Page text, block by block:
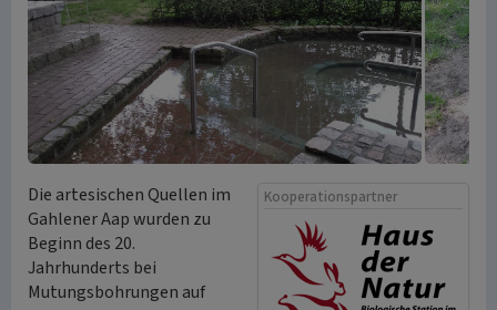
Kooperationspartner
Die artesischen Quellen im
Gahlener Aap wurden zu
Beginn des 20.
Jahrhunderts bei
Mutungsbohrungen auf